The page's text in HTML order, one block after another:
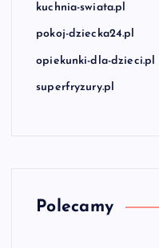
kuchnia-swiata.pl
pokoj-dziecka24.pl
opiekunki-dla-dzieci.pl
superfryzury.pl
Polecamy